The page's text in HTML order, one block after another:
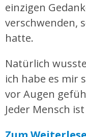
einzigen
verschwenden,
hatte.
Natürlich
ich habe es mir
vor Augen
Jeder Mensch